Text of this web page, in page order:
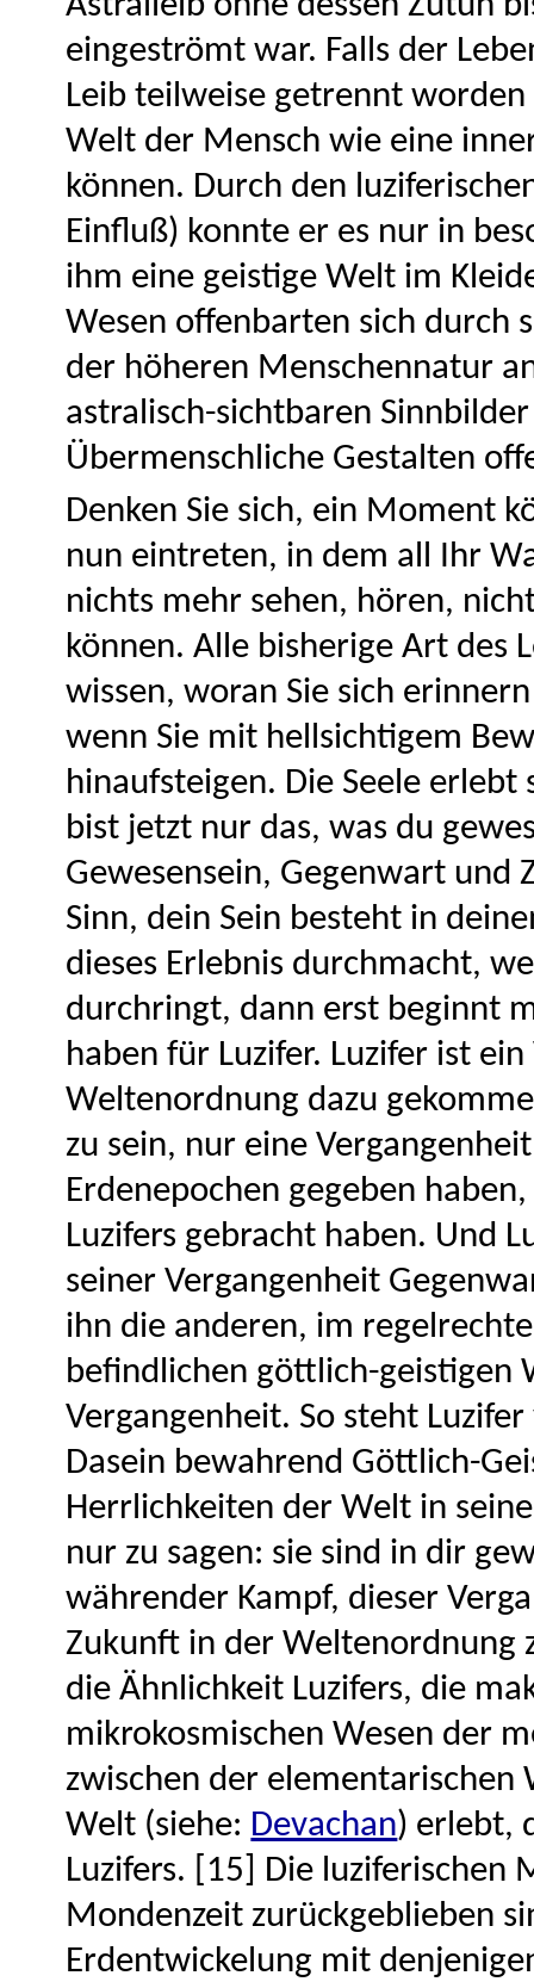
eingeströmt war. Falls der
Leib teilweise getrennt
Welt der Mensch wie eine
können. Durch den
Einfluß) konnte er es nur in
ihm eine geistige Welt im
Wesen offenbarten sich durch
der höheren Menschennatur
astralisch-sichtbaren
Übermenschliche Gestalten
Denken Sie sich, ein Moment
nun eintreten, in dem all Ihr
nichts mehr sehen, hören,
können. Alle bisherige Art des
wissen, woran Sie sich
wenn Sie mit hellsichtigem
hinaufsteigen. Die Seele erlebt
bist jetzt nur das, was du
Gewesensein, Gegenwart und
Sinn, dein Sein besteht in
dieses Erlebnis durchmacht,
durchringt, dann erst beginnt
haben für Luzifer. Luzifer ist
Weltenordnung dazu
zu sein, nur eine
Erdenepochen gegeben
Luzifers gebracht haben. Und
seiner Vergangenheit
ihn die anderen, im
befindlichen göttlich-geistigen
Vergangenheit. So steht
Dasein bewahrend Göttlich-
Herrlichkeiten der Welt in
nur zu sagen: sie sind in dir
währender Kampf, dieser
Zukunft in der Weltenordnung
die Ähnlichkeit Luzifers, die
mikrokosmischen Wesen der
zwischen der elementarischen
Welt (siehe: Devachan) erlebt,
Luzifers. [15] Die luziferischen
Mondenzeit zurückgeblieben
Erdentwickelung mit